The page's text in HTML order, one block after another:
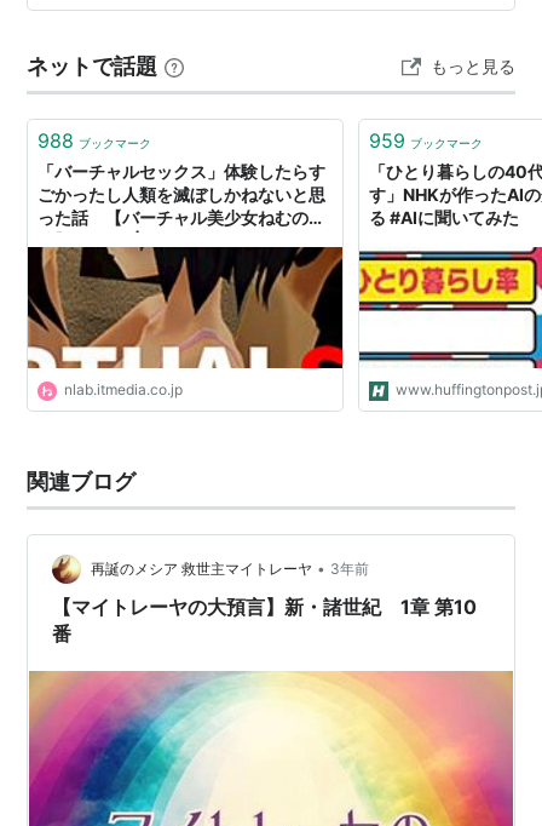
ネットで話題 もっと見る
988 ブックマーク
「バーチャルセックス」体験したらす
ごかったし人類を滅ぼしかねないと思
った話 【バーチャル美少女ねむの寄
nlab.itmedia.co.jp
959 ブックマーク
「ひとり暮らしの40
す」NHKが作ったAI
る #AIに聞いてみた
関連ブログ
再誕のメシア 救世主マイトレーヤ • 3年前
【マイトレーヤの大預言】新・諸世紀 1章 第10
番